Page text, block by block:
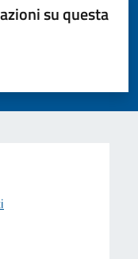
su questa